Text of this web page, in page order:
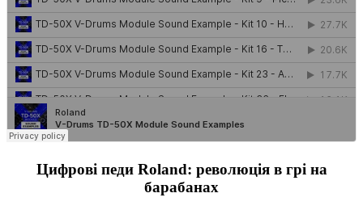
Цифрові педи Roland: революція в грі на
барабанах